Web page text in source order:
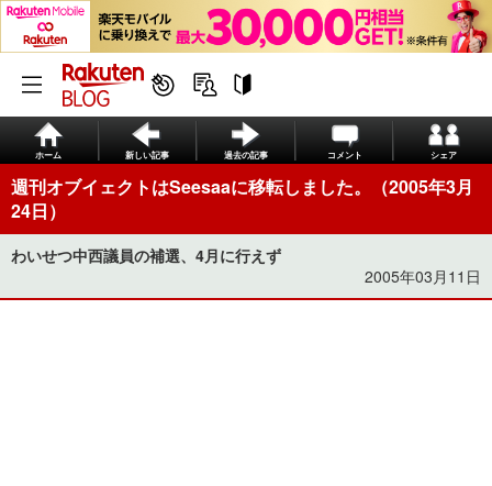
ホーム 新しい記事 過去の記事 コメント シェア
週刊オブイェクトはSeesaaに移転しました。（2005年3月
24日）
わいせつ中西議員の補選、4月に行えず
2005年03月11日